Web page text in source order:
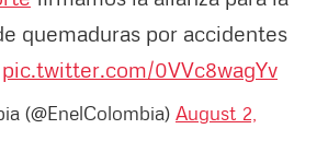
quemaduras por accidentes
pic.twitter.com/0VVc8wagYv
(@EnelColombia) August 2,